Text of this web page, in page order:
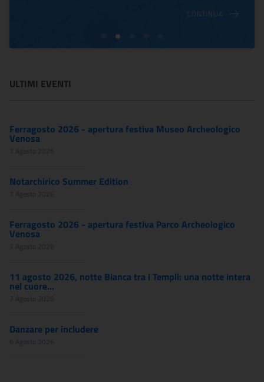
CONTINUA
ULTIMI EVENTI
Ferragosto 2026 - apertura festiva Museo Archeologico
Venosa
7 Agosto 2026
Notarchirico Summer Edition
7 Agosto 2026
Ferragosto 2026 - apertura festiva Parco Archeologico
Venosa
7 Agosto 2026
11 agosto 2026, notte Bianca tra i Templi: una notte intera
nel cuore...
7 Agosto 2026
Danzare per includere
6 Agosto 2026